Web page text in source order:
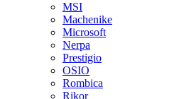
MSI
Machenike
Microsoft
Nerpa
Prestigio
OSIO
Rombica
Rikor